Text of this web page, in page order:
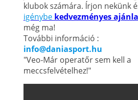
klubok számára. Írjon nekünk
igénybe kedvezményes
még ma!
További információ :
info@daniasport.hu
"Veo-Már operatőr sem kell a
meccsfelvételhez!"